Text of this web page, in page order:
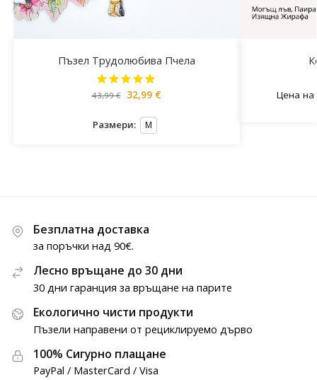
Пъзел Трудолюбива Пчела
43,99€ 32,99 €
Размери: M
Цена на
Безплатна доставка
за поръчки над 90€.
Лесно връщане до 30 дни
30 дни гаранция за връщане на парите
Екологично чисти продукти
Пъзели направени от рециклируемо дърво
100% Сигурно плащане
PayPal / MasterCard / Visa